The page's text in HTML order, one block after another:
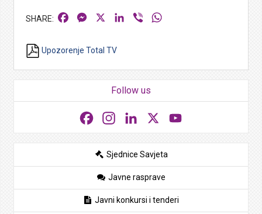
FacebookMessengerLinkedIn
Viber
Upozorenje Total TV
Follow us
FacebookInstagramLinkedIn
Sjednice Savjeta
Javne rasprave
Javni konkursi i tenderi